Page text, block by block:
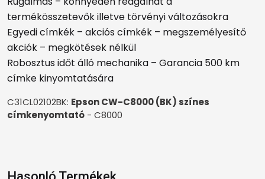
termékösszetevők illetve törvényi változásokra
Egyedi címkék – akciós címkék – megszemélyesítő
akciók – megkötések nélkül
Robosztus időt álló mechanika – Garancia 500 km
címke kinyomtatására
C31CL02102BK: Epson CW-C8000 (BK) színes
címkenyomtató - C8000